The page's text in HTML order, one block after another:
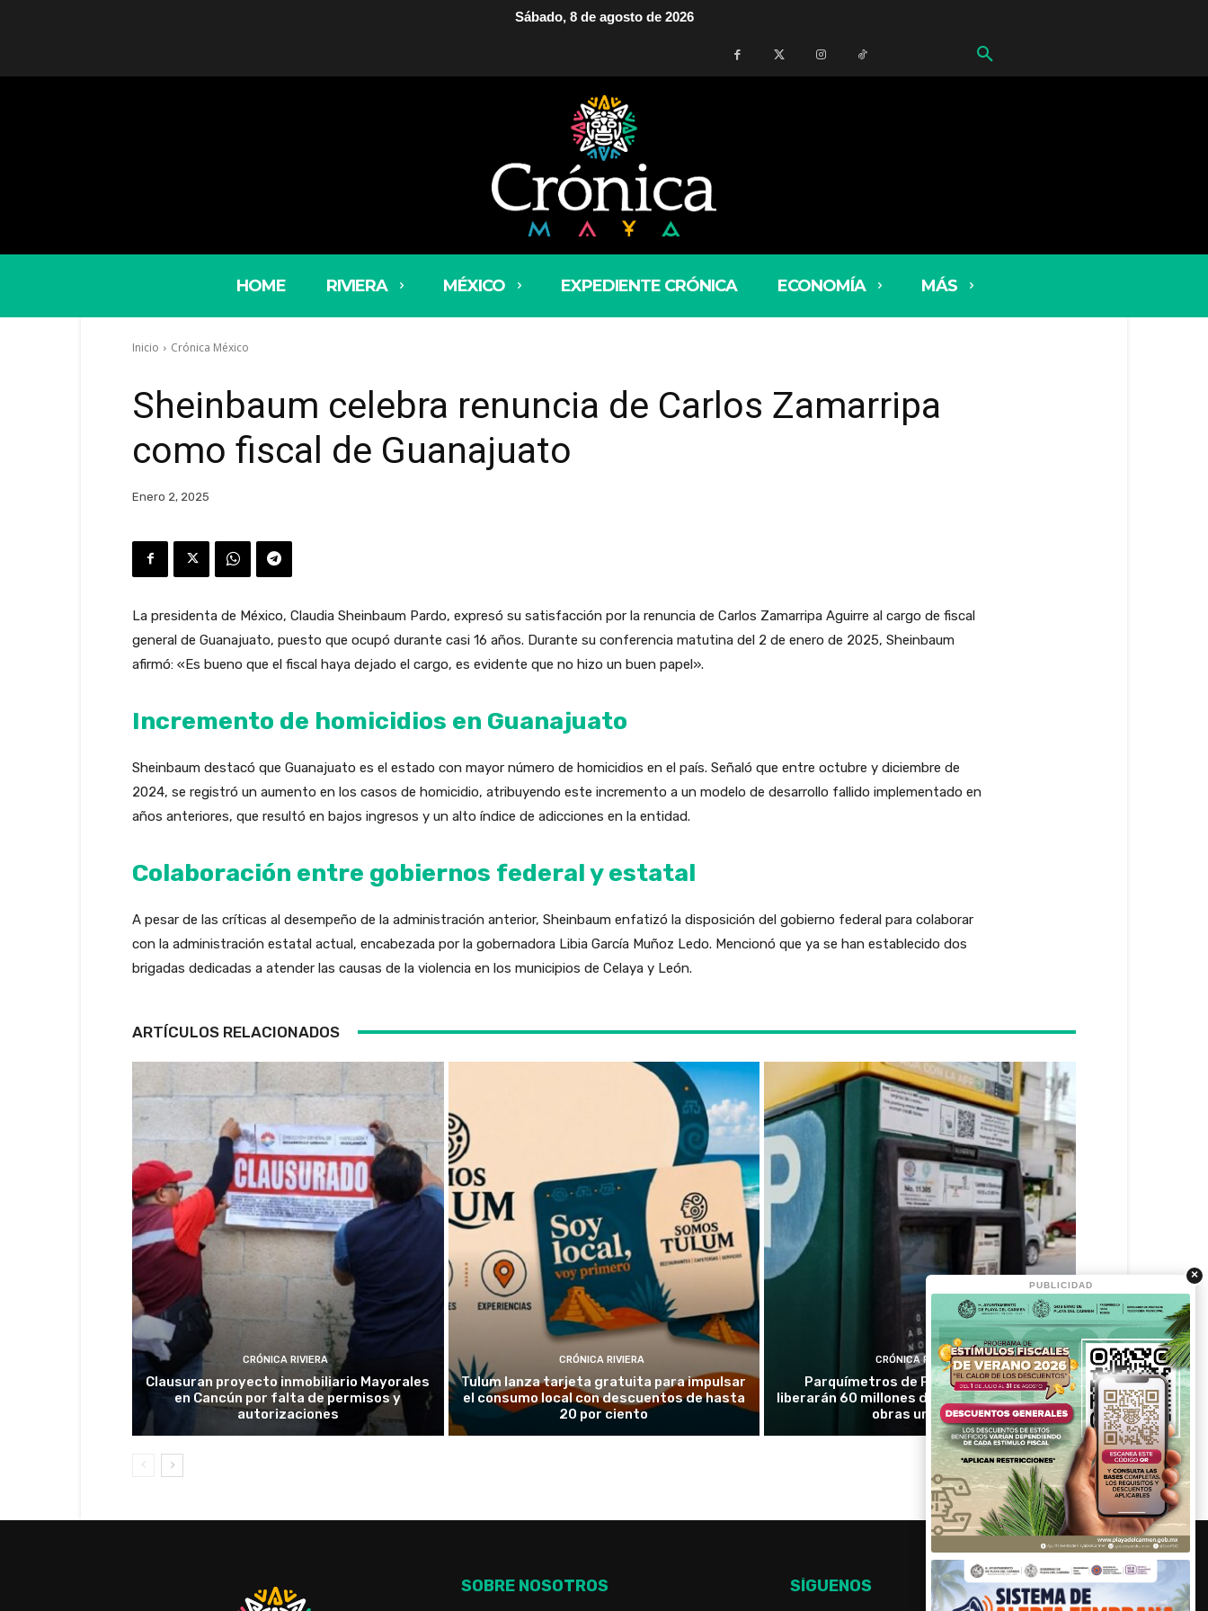
Sábado, 8 de agosto de 2026
HOME RIVIERA MÉXICO EXPEDIENTE CRÓNICA ECONOMÍA MÁS
Inicio Crónica México
Sheinbaum celebra renuncia de Carlos Zamarripa
como fiscal de Guanajuato
Enero 2, 2025
La presidenta de México, Claudia Sheinbaum Pardo, expresó su satisfacción por la renuncia de Carlos Zamarripa Aguirre al cargo de fiscal
general de Guanajuato, puesto que ocupó durante casi 16 años. Durante su conferencia matutina del 2 de enero de 2025, Sheinbaum
afirmó: «Es bueno que el fiscal haya dejado el cargo, es evidente que no hizo un buen papel».
Incremento de homicidios en Guanajuato
Sheinbaum destacó que Guanajuato es el estado con mayor número de homicidios en el país. Señaló que entre octubre y diciembre de
2024, se registró un aumento en los casos de homicidio, atribuyendo este incremento a un modelo de desarrollo fallido implementado en
años anteriores, que resultó en bajos ingresos y un alto índice de adicciones en la entidad.
Colaboración entre gobiernos federal y estatal
A pesar de las críticas al desempeño de la administración anterior, Sheinbaum enfatizó la disposición del gobierno federal para colaborar
con la administración estatal actual, encabezada por la gobernadora Libia García Muñoz Ledo. Mencionó que ya se han establecido dos
brigadas dedicadas a atender las causas de la violencia en los municipios de Celaya y León.
ARTÍCULOS RELACIONADOS
CRÓNICA RIVIERA
Clausuran proyecto inmobiliario Mayorales
en Cancún por falta de permisos y
autorizaciones
CRÓNICA RIVIERA
Tulum lanza tarjeta gratuita para impulsar
el consumo local con descuentos de hasta
20 por ciento
CRÓNICA RIVIERA
Parquímetros de Playa del Carmen
liberarán 60 millones de pesos para nuevas
obras urbanas
SOBRE NOSOTROS SÍGUENOS
×
PUBLICIDAD